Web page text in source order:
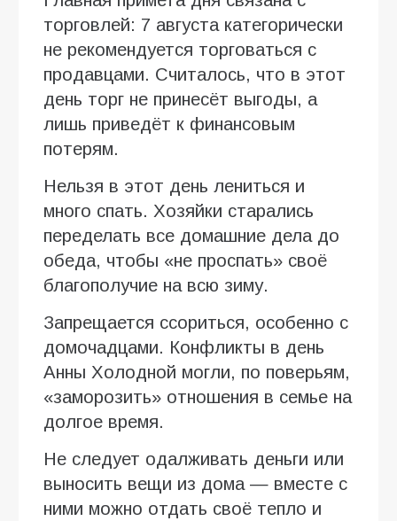
торговлей: 7 августа категорически
не рекомендуется торговаться с
продавцами. Считалось, что в этот
день торг не принесёт выгоды, а
лишь приведёт к финансовым
потерям.
Нельзя в этот день лениться и
много спать. Хозяйки старались
переделать все домашние дела до
обеда, чтобы «не проспать» своё
благополучие на всю зиму.
Запрещается ссориться, особенно с
домочадцами. Конфликты в день
Анны Холодной могли, по поверьям,
«заморозить» отношения в семье на
долгое время.
Не следует одалживать деньги или
выносить вещи из дома — вместе с
ними можно отдать своё тепло и